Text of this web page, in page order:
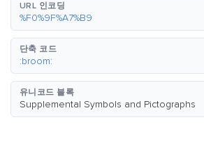
URL 인코딩
%F0%9F%A7%B9
단축 코드
:broom:
유니코드 블록
Supplemental Symbols and Pictographs